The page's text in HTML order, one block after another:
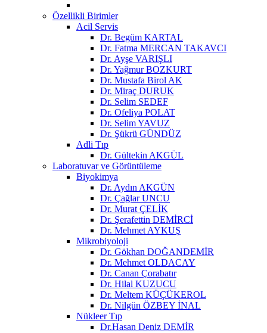
Özellikli Birimler
Acil Servis
Dr. Begüm KARTAL
Dr. Fatma MERCAN TAKAVCI
Dr. Ayşe VARIŞLI
Dr. Yağmur BOZKURT
Dr. Mustafa Birol AK
Dr. Miraç DURUK
Dr. Selim SEDEF
Dr. Ofeliya POLAT
Dr. Selim YAVUZ
Dr. Şükrü GÜNDÜZ
Adli Tıp
Dr. Gültekin AKGÜL
Laboratuvar ve Görüntüleme
Biyokimya
Dr. Aydın AKGÜN
Dr. Çağlar UNCU
Dr. Murat ÇELİK
Dr. Şerafettin DEMİRCİ
Dr. Mehmet AYKUŞ
Mikrobiyoloji
Dr. Gökhan DOĞANDEMİR
Dr. Mehmet OLDACAY
Dr. Canan Çorabatır
Dr. Hilal KUZUCU
Dr. Meltem KÜÇÜKEROL
Dr. Nilgün ÖZBEY İNAL
Nükleer Tıp
Dr.Hasan Deniz DEMİR